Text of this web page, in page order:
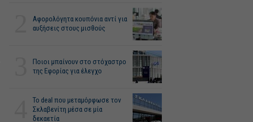
Αφορολόγητα κουπόνια αντί για
αυξήσεις στους μισθούς
Ποιοι μπαίνουν στο στόχαστρο
της Εφορίας για έλεγχο
Το deal που μεταμόρφωσε τον
Σκλαβενίτη μέσα σε μία
δεκαετία